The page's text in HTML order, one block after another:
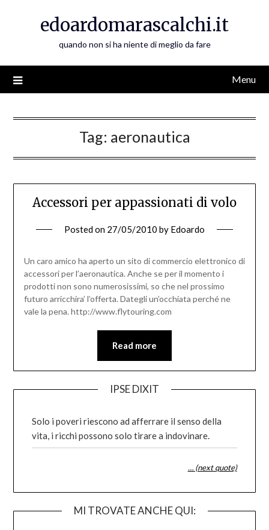
edoardomarascalchi.it
quando non si ha niente di meglio da fare
Menu
Tag: aeronautica
Accessori per appassionati di volo
Posted on 27/05/2010 by Edoardo
Un caro amico ha aperto un sito di commercio elettronico di
accessori per l’aeronautica. Anche se per il momento i
prodotti non sono numerosissimi, so che nel prossimo
futuro arricchira’ l’offerta. Dategli un’occhiata perché ne
vale la pena. http://www.flytouring.com
Read more
IPSE DIXIT
Solo i poveri riescono ad afferrare il senso della
vita, i ricchi possono solo tirare a indovinare.
… (next quote)
MI TROVATE ANCHE QUI: